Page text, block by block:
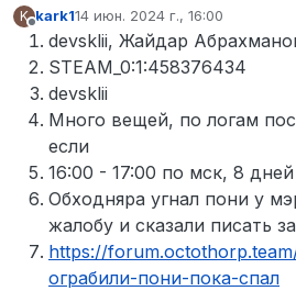
K
Не в сети
kark114 июн. 2024 г., 16:00
отредактировано
devsklii, Жайдар
STEAM_0:1:458376434
devsklii
Много вещей, по логам
если
16:00 - 17:00 по мск, 8
Обходняра угнал пони у
жалобу и сказали писать
https://
ограбили-пони-пока-спал